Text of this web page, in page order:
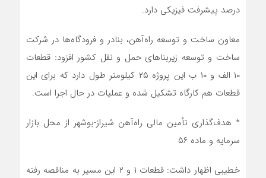
درصد پیشرفت فیزیکی دارد.
معاون ساخت و توسعه راه‌آهن، بنادر و فرودگاه‌ها در شرکت
ساخت و توسعه زیربناهای حمل و نقل کشور افزود: قطعات
۱۰ الف و ۱۰ ب این پروژه ۲۵ کیلومتر طول دارد که برای این
قطعات هم کارگاه تشکیل شده و عملیات در حال اجرا است.
* هدف‌گذاری تأمین مالی راه‌آهن شیراز-بوشهر از‌ محل بازار
سرمایه و ماده ۵۶
خطیبی اظهار داشت: قطعات ۱ و ۲ این مسیر به مناقصه رفته